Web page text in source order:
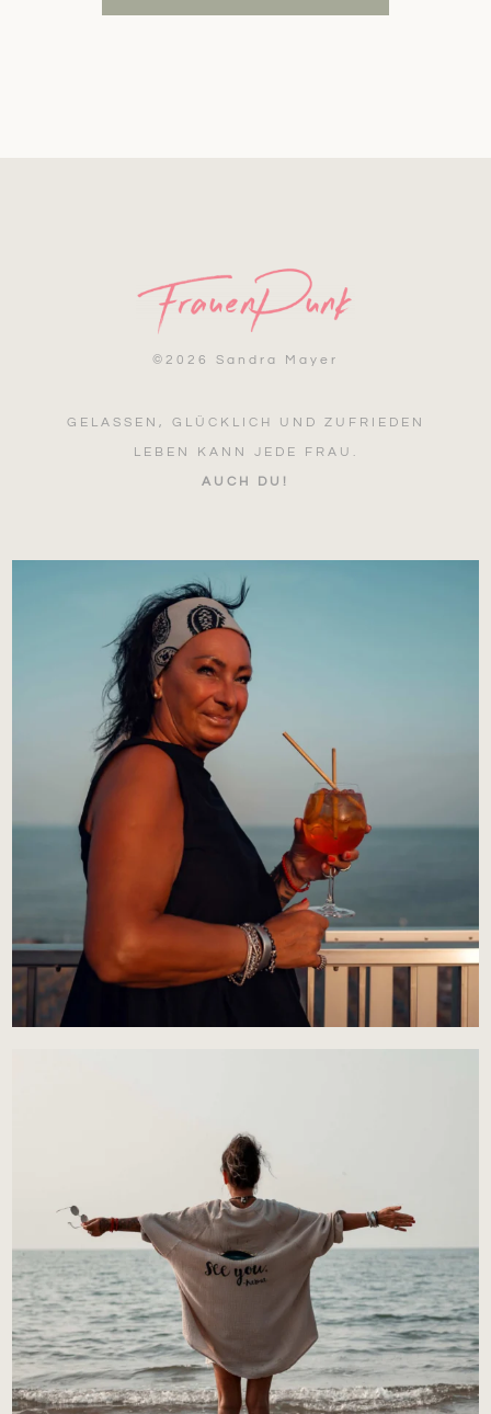
© 2026 Sandra Mayer
GELASSEN, GLÜCKLICH UND ZUFRIEDEN
LEBEN KANN JEDE FRAU.
AUCH DU!